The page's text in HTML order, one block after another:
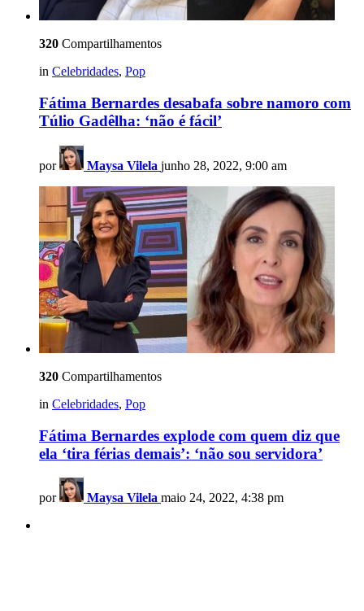
320 Compartilhamentos
in Celebridades, Pop
Fátima Bernardes desabafa sobre namoro com
Túlio Gadêlha: ‘não é fácil’
por Maysa Vilela junho 28, 2022, 9:00 am
320 Compartilhamentos
in Celebridades, Pop
Fátima Bernardes explode com quem diz que
ela ‘tira férias demais’: ‘não sou servidora’
por Maysa Vilela maio 24, 2022, 4:38 pm